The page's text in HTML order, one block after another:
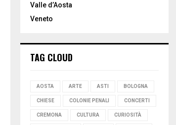
Valle d’Aosta
Veneto
TAG CLOUD
AOSTA ARTE ASTI BOLOGNA
CHIESE COLONIE PENALI CONCERTI
CREMONA CULTURA CURIOSITÀ